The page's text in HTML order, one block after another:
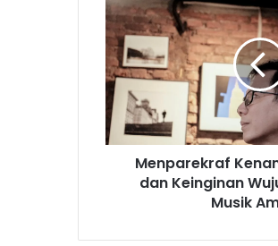
e
n
p
a
r
e
k
r
n
Menparekraf
dan Keinginan
Musik